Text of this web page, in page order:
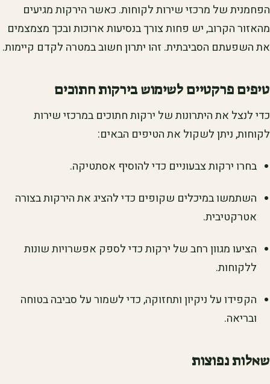
הפחמנית של מרכזי שירות לקוחות. כאשר הירקות מגיעים
מהאזור הקרוב, יש פחות צורך בנסיעות ארוכות ובכך מצמצמים
את השפעתם הסביבתית. זהו יתרון חשוב במטרה לקדם קיימות.
טיפים פרקטיים לשימוש בירקות חתוכים
כדי לנצל את היתרונות של ירקות חתוכים במרכזי שירות
לקוחות, ניתן לשקול את הטיפים הבאים:
בחרו ירקות צבעוניים כדי להוסיף אסתטיקה.
השתמשו במיכלים שקופים כדי להציג את הירקות בצורה
אטרקטיבית.
הציעו מגוון רחב של ירקות כדי לספק אפשרויות שונות
ללקוחות.
הקפידו על ניקיון ותחזוקה, כדי לשמור על סביבה בטוחה
ובריאה.
שאלות נפוצות